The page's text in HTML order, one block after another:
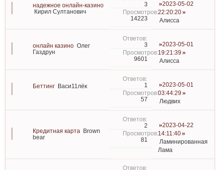
надежное онлайн-казино
Кирил Султанович
3
14223
2023-05-02
22:20:20
Алисса
онлайн казино Олег
Газдрун
3
9601
2023-05-01
19:21:39
Алисса
Беттинг Васи11лёк 1
57
2023-05-01
03:44:29
Людвих
Кредитная карта
Brown
bear
2
81
2023-04-22
14:11:40
Ламинированная
Лама